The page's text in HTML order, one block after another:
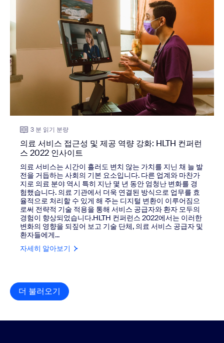
3 분 읽기 분량
의료 서비스 접근성 및 제공 역량 강화: HLTH 컨퍼런
스 2022 인사이트
의료 서비스는 시간이 흘러도 변치 않는 가치를 지닌 채 늘 발
전을 거듭하는 사회의 기본 요소입니다. 다른 업계와 마찬가
지로 의료 분야 역시 특히 지난 몇 년 동안 엄청난 변화를 경
험했습니다. 의료 기관에서 더욱 연결된 방식으로 업무를 효
율적으로 처리할 수 있게 해 주는 디지털 변환이 이루어짐으
로써 전략적 기술 적용을 통해 서비스 공급자와 환자 모두의
경험이 향상되었습니다.HLTH 컨퍼런스 2022에서는 이러한
변화의 영향을 되짚어 보고 기술 단체, 의료 서비스 공급자 및
환자들에게...
자세히 알아보기
더 불러오기 리소스 라이브러리 항목